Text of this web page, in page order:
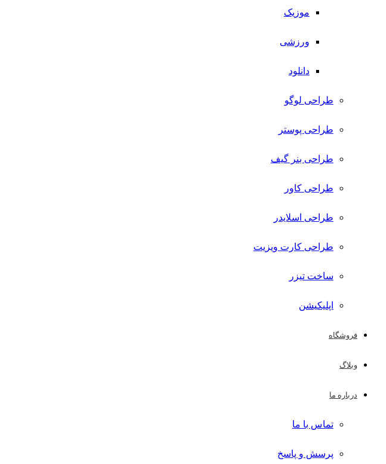
موزیک
ورزشی
دانلود
طراحی لوگو
طراحی پوستر
طراحی بنر گیف
طراحی کاور
طراحی اسلایدر
طراحی کارت ویزیت
ساخت تیزر
اپلیکیشن
فروشگاه
وبلاگ
درباره ما
تماس با ما
پرسش و پاسخ